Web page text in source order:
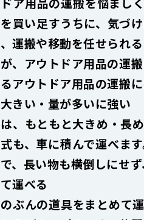
買い足すうちに、気づ
運搬や移動を任せられ
、アウトドア用品の運
アウトドア用品の運搬
きい・量が多いに強い
、もともと大きめ・長
も、車に積んで運べま
、長い物も横倒しにせ
運べる
ぶんの道具をまとめて